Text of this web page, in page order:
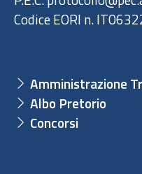
Codice EORI n.
Amministrazione
Albo Pretorio
Concorsi